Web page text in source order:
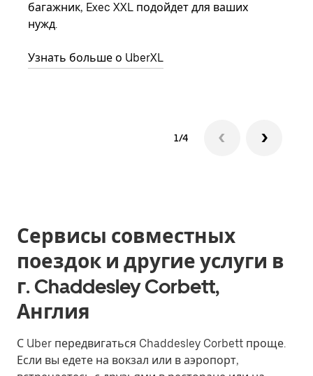
багажник, Exec XXL подойдет для ваших
нужд.
Узнать больше о UberXL
1/4
Сервисы совместных
поездок и другие услуги в
г. Chaddesley Corbett,
Англия
С Uber передвигаться Chaddesley Corbett проще.
Если вы едете на вокзал или в аэропорт,